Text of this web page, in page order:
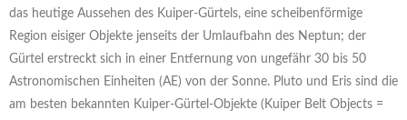
das heutige Aussehen des Kuiper-Gürtels, eine scheibenförmige
Region eisiger Objekte jenseits der Umlaufbahn des Neptun; der
Gürtel erstreckt sich in einer Entfernung von ungefähr 30 bis 50
Astronomischen Einheiten (AE) von der Sonne. Pluto und Eris sind die
am besten bekannten Kuiper-Gürtel-Objekte (Kuiper Belt Objects =